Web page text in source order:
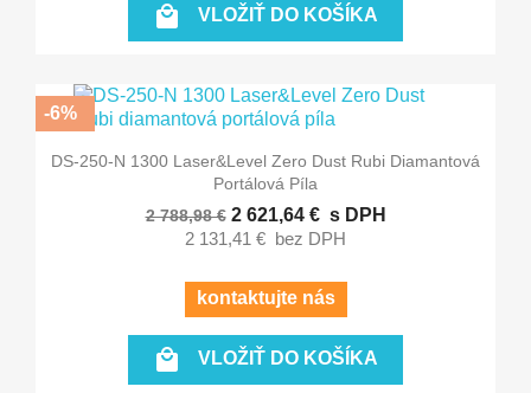
 VLOŽIŤ DO KOŠÍKA
DS-250-N 1300 Laser&Level Zero Dust Rubi Diamantová
Portálová Píla
2 788,98 € 2 621,64 € s DPH
2 131,41 € bez DPH
kontaktujte nás
 VLOŽIŤ DO KOŠÍKA
-6%